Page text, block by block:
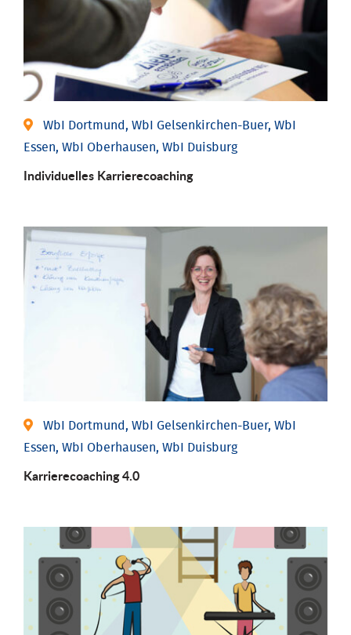
WbI Dortmund, WbI Gelsenkirchen-Buer, WbI
Essen, WbI Oberhausen, WbI Duisburg
Individu­elles Karrierecoaching
WbI Dortmund, WbI Gelsenkirchen-Buer, WbI
Essen, WbI Oberhausen, WbI Duisburg
Karriere­coaching 4.0